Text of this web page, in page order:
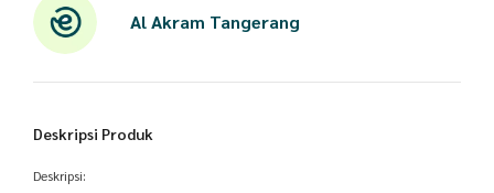
Al Akram Tangerang
Deskripsi Produk
Deskripsi: